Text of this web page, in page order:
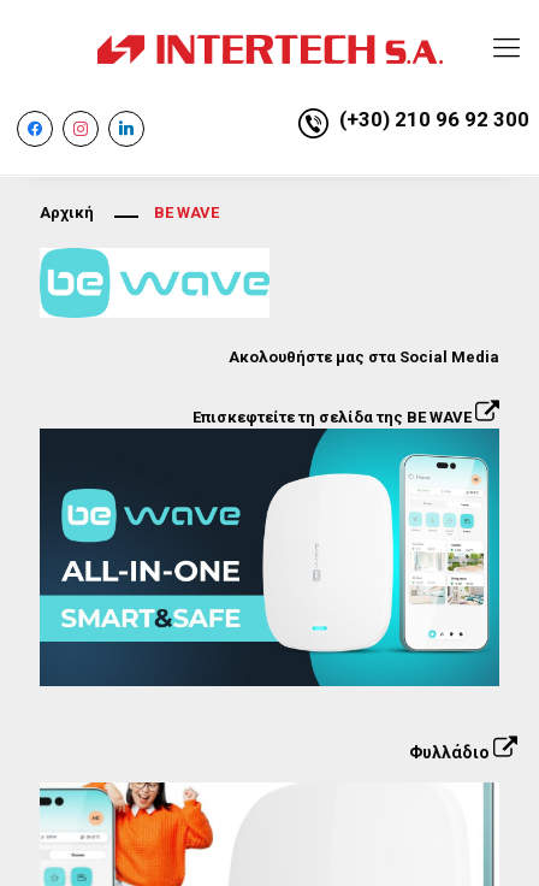
facebookinstagramlinkedin (+30) 210 96 92 300
Αρχική BE WAVE
Ακολουθήστε μας στα Social Media
Επισκεφτείτε τη σελίδα της BE WAVE
Φυλλάδιο